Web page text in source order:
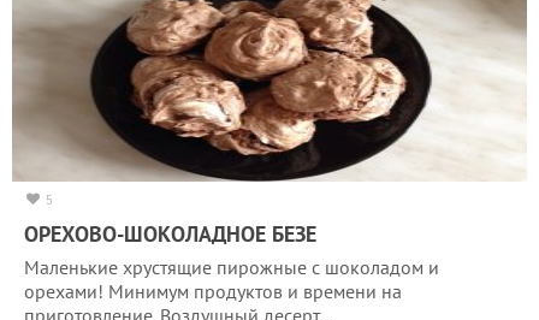
5
ОРЕХОВО-ШОКОЛАДНОЕ БЕЗЕ
Маленькие хрустящие пирожные с шоколадом и
орехами! Минимум продуктов и времени на
приготовление. Воздушный десерт…